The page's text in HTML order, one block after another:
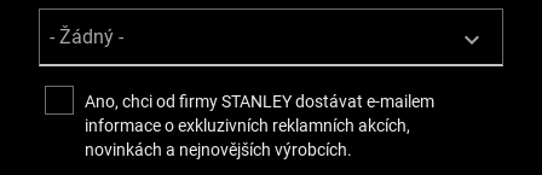
Ano, chci od firmy STANLEY dostávat e-mailem
informace o exkluzivních reklamních akcích,
novinkách a nejnovějších výrobcích.